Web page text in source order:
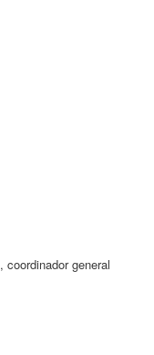
, coordinador general